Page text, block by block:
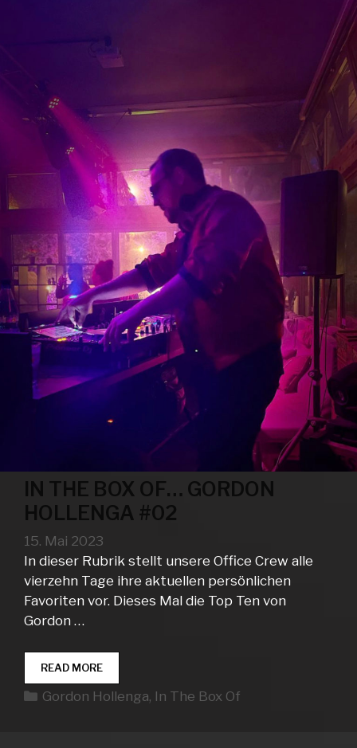
IN THE BOX OF… GORDON
HOLLENGA #02
15. Mai 2023
In dieser Rubrik stellt unsere Office Crew alle
vierzehn Tage ihre aktuellen persönlichen
Favoriten vor. Dieses Mal die Top Ten von
Gordon …
READ MOREIN
THE
BOX
Kategorien
Gordon Hollenga, In The Box Of